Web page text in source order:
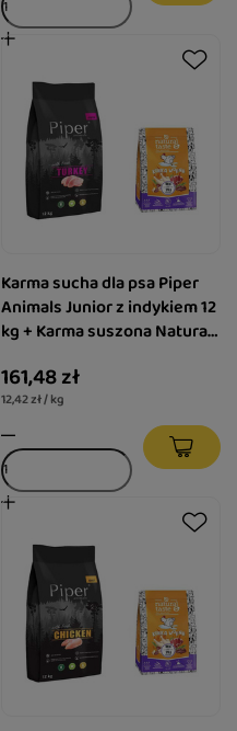
Karma sucha dla psa Piper
Animals Junior z indykiem 12
kg + Karma suszona Natural
161,48 zł
12,42 zł / kg